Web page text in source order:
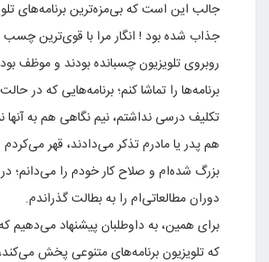
جالب این است که بی‌مزه‌ترین برنامه‌های
جذاب شده بود ! انگار مرا با قوی‌ترین
روبروی تلویزیون چسبانده بودند و موظف
برنامه‌ها را تماشا کنم؛ برنامه‌هایی که در
تکلیف درسی نداشتم، نیم نگاهی هم به آنها
هم پدر یا مادرم تذکر می‌دادند، قهر
بزرگ شده‌ام و صلاح کار خودم را می‌دانم؛ در
دوران مطالعاتی‌ام را به بطالت گذراندم.
برای همین، به داوطلبان پیشنهاد می‌دهیم
که تلویزیون برنامه‌های متنوعی پخش